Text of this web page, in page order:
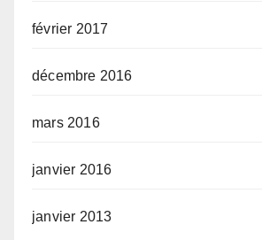
février 2017
décembre 2016
mars 2016
janvier 2016
janvier 2013